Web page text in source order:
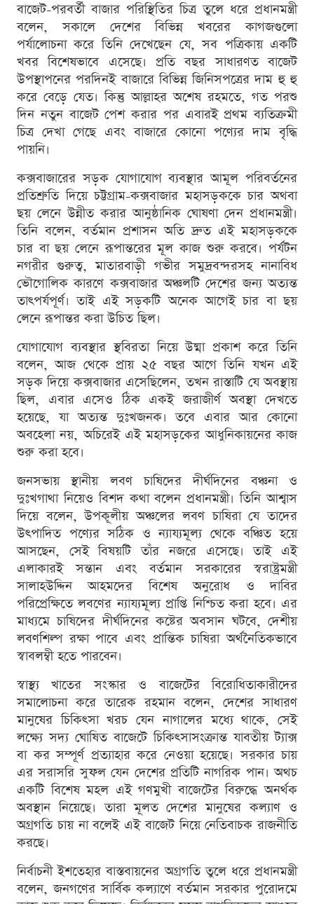
বাজেট-পরবর্তী বাজার পরিস্থিতির চিত্র তুলে ধরে প্রধানমন্ত্রী
বলেন, সকালে দেশের বিভিন্ন খবরের কাগজগুলো
পর্যালোচনা করে তিনি দেখেছেন যে, সব পত্রিকায় একটি
খবর বিশেষভাবে এসেছে। প্রতি বছর সাধারণত বাজেট
উপস্থাপনের পরদিনই বাজারে বিভিন্ন জিনিসপত্রের দাম হু হু
করে বেড়ে যেত। কিন্তু আল্লাহর অশেষ রহমতে, গত পরশু
দিন নতুন বাজেট পেশ করার পর এবারই প্রথম ব্যতিক্রমী
চিত্র দেখা গেছে এবং বাজারে কোনো পণ্যের দাম বৃদ্ধি
পায়নি।
কক্সবাজারের সড়ক যোগাযোগ ব্যবস্থার আমূল পরিবর্তনের
প্রতিশ্রুতি দিয়ে চট্টগ্রাম-কক্সবাজার মহাসড়ককে চার অথবা
ছয় লেনে উন্নীত করার আনুষ্ঠানিক ঘোষণা দেন প্রধানমন্ত্রী।
তিনি বলেন, বর্তমান প্রশাসন অতি দ্রুত এই মহাসড়ককে
চার বা ছয় লেনে রূপান্তরের মূল কাজ শুরু করবে। পর্যটন
নগরীর গুরুত্ব, মাতারবাড়ী গভীর সমুদ্রবন্দরসহ নানাবিধ
ভৌগোলিক কারণে কক্সবাজার অঞ্চলটি দেশের জন্য অত্যন্ত
তাৎপর্যপূর্ণ। তাই এই সড়কটি অনেক আগেই চার বা ছয়
লেনে রূপান্তর করা উচিত ছিল।
যোগাযোগ ব্যবস্থার স্থবিরতা নিয়ে উষ্মা প্রকাশ করে তিনি
বলেন, আজ থেকে প্রায় ২৫ বছর আগে তিনি যখন এই
সড়ক দিয়ে কক্সবাজার এসেছিলেন, তখন রাস্তাটি যে অবস্থায়
ছিল, এবার এসেও ঠিক একই জরাজীর্ণ অবস্থা দেখতে
হয়েছে, যা অত্যন্ত দুঃখজনক। তবে এবার আর কোনো
অবহেলা নয়, অচিরেই এই মহাসড়কের আধুনিকায়নের কাজ
শুরু করা হবে।
জনসভায় স্থানীয় লবণ চাষিদের দীর্ঘদিনের বঞ্চনা ও
দুঃখগাথা নিয়েও বিশদ কথা বলেন প্রধানমন্ত্রী। তিনি আশ্বাস
দিয়ে বলেন, উপকূলীয় অঞ্চলের লবণ চাষিরা যে তাদের
উৎপাদিত পণ্যের সঠিক ও ন্যায্যমূল্য থেকে বঞ্চিত হয়ে
আসছেন, সেই বিষয়টি তাঁর নজরে এসেছে। তাই এই
এলাকারই সন্তান এবং বর্তমান সরকারের স্বরাষ্ট্রমন্ত্রী
সালাহউদ্দিন আহমদের বিশেষ অনুরোধ ও দাবির
পরিপ্রেক্ষিতে লবণের ন্যায্যমূল্য প্রাপ্তি নিশ্চিত করা হবে। এর
মাধ্যমে চাষিদের দীর্ঘদিনের কষ্টের অবসান ঘটবে, দেশীয়
লবণশিল্প রক্ষা পাবে এবং প্রান্তিক চাষিরা অর্থনৈতিকভাবে
স্বাবলম্বী হতে পারবেন।
স্বাস্থ্য খাতের সংস্কার ও বাজেটের বিরোধিতাকারীদের
সমালোচনা করে তারেক রহমান বলেন, দেশের সাধারণ
মানুষের চিকিৎসা খরচ যেন নাগালের মধ্যে থাকে, সেই
লক্ষ্যে সদ্য ঘোষিত বাজেটে চিকিৎসাসংক্রান্ত যাবতীয় ট্যাক্স
বা কর সম্পূর্ণ প্রত্যাহার করে নেওয়া হয়েছে। সরকার চায়
এর সরাসরি সুফল যেন দেশের প্রতিটি নাগরিক পান। অথচ
একটি বিশেষ মহল এই গণমুখী বাজেটের বিরুদ্ধে অনর্থক
অবস্থান নিয়েছে। তারা মূলত দেশের মানুষের কল্যাণ ও
অগ্রগতি চায় না বলেই এই বাজেট নিয়ে নেতিবাচক রাজনীতি
করছে।
নির্বাচনী ইশতেহার বাস্তবায়নের অগ্রগতি তুলে ধরে প্রধানমন্ত্রী
বলেন, জনগণের সার্বিক কল্যাণে বর্তমান সরকার পুরোদমে